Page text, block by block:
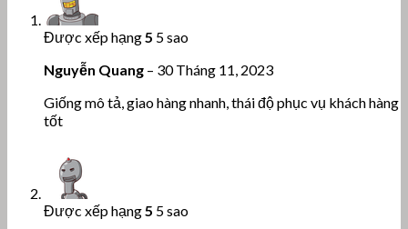
Được xếp hạng5 5 sao
Nguyễn Quang – 30 Tháng 11, 2023
Giống mô tả, giao hàng nhanh, thái độ phục vụ khách hàng
tốt
Được xếp hạng5 5 sao